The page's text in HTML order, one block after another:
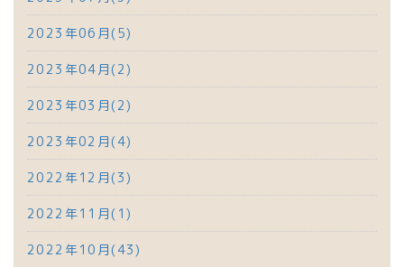
2023年06月(5)
2023年04月(2)
2023年03月(2)
2023年02月(4)
2022年12月(3)
2022年11月(1)
2022年10月(43)